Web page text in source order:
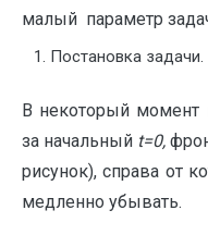
малый параметр
Постановка задачи.
В некоторый
за начальный t=0,
рисунок), справа от
медленно убывать.